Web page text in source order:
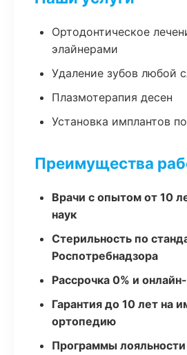
Ортодонтическое
элайнерами
Удаление зубов любой
Плазмотерапия десен
Установка имплантов
Преимущества
Врачи с опытом от 10
наук
Стерильность по
Роспотребнадзора
Рассрочка 0% и
Гарантия до 10 лет на
ортопедию
Программы